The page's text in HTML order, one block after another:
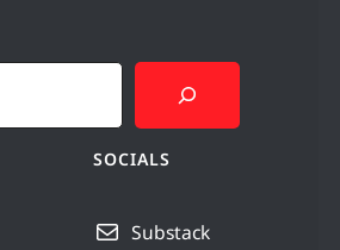
SOCIALS
Substack